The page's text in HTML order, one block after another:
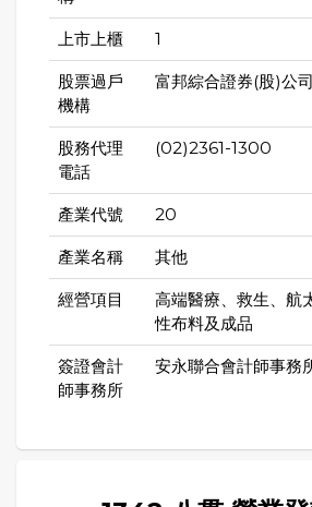
上市上櫃 1
股票過戶
機構
富邦綜合證券(股)公
股務代理
電話
(02)2361-1300
產業代號 20
產業名稱 其他
經營項目
高端醫療、救生、航
性布料及成品
簽證會計
師事務所
安永聯合會計師事務